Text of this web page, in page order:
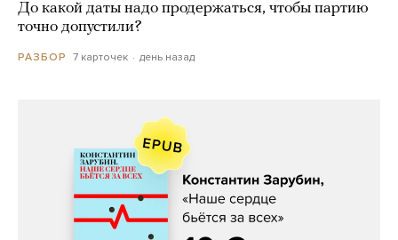
До какой даты надо продержаться, чтобы партию
точно допустили?
РАЗБОР 7 карточек день назад